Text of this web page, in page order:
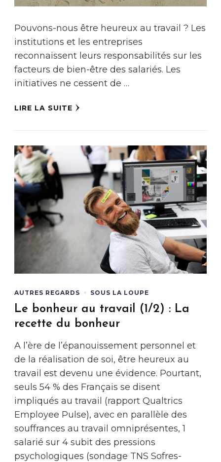
Pouvons-nous être heureux au travail ? Les
institutions et les entreprises
reconnaissent leurs responsabilités sur les
facteurs de bien-être des salariés. Les
initiatives ne cessent de …
LIRE LA SUITE
AUTRES REGARDS SOUS LA LOUPE
Le bonheur au travail (1/2) : La
recette du bonheur
A l’ère de l’épanouissement personnel et
de la réalisation de soi, être heureux au
travail est devenu une évidence. Pourtant,
seuls 54 % des Français se disent
impliqués au travail (rapport Qualtrics
Employee Pulse), avec en parallèle des
souffrances au travail omniprésentes, 1
salarié sur 4 subit des pressions
psychologiques (sondage TNS Sofres-